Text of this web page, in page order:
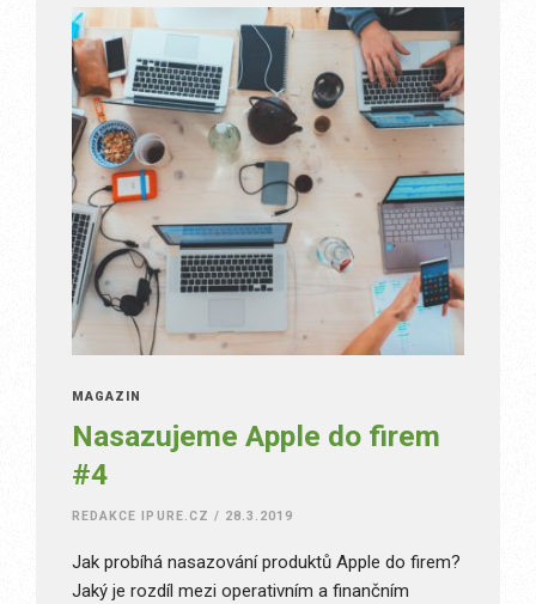
MAGAZÍN
Nasazujeme Apple do firem
#4
REDAKCE IPURE.CZ / 28.3.2019
Jak probíhá nasazování produktů Apple do firem?
Jaký je rozdíl mezi operativním a finančním